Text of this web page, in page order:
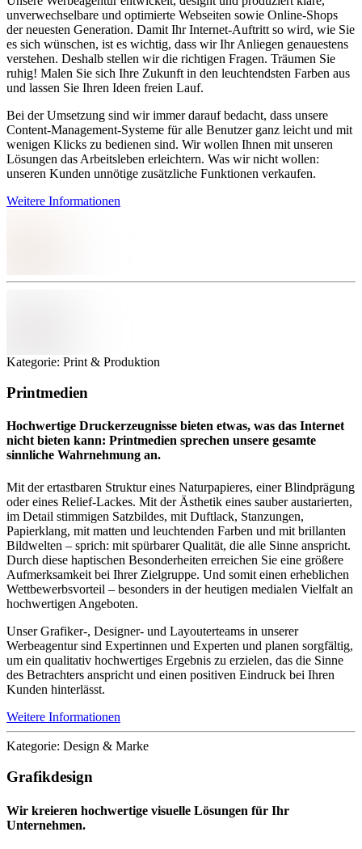
unverwechselbare und optimierte Webseiten sowie Online-Shops
der neuesten Generation. Damit Ihr Internet-Auftritt so wird, wie Sie
es sich wünschen, ist es wichtig, dass wir Ihr Anliegen genauestens
verstehen. Deshalb stellen wir die richtigen Fragen. Träumen Sie
ruhig! Malen Sie sich Ihre Zukunft in den leuchtendsten Farben aus
und lassen Sie Ihren Ideen freien Lauf.
Bei der Umsetzung sind wir immer darauf bedacht, dass unsere
Content-Management-Systeme für alle Benutzer ganz leicht und mit
wenigen Klicks zu bedienen sind. Wir wollen Ihnen mit unseren
Lösungen das Arbeitsleben erleichtern. Was wir nicht wollen:
unseren Kunden unnötige zusätzliche Funktionen verkaufen.
Weitere Informationen
Kategorie: Print & Produktion
Printmedien
Hochwertige Druckerzeugnisse bieten etwas, was das Internet
nicht bieten kann: Printmedien sprechen unsere gesamte
sinnliche Wahrnehmung an.
Mit der ertastbaren Struktur eines Naturpapieres, einer Blindprägung
oder eines Relief-Lackes. Mit der Ästhetik eines sauber austarierten,
im Detail stimmigen Satzbildes, mit Duftlack, Stanzungen,
Papierklang, mit matten und leuchtenden Farben und mit brillanten
Bildwelten – sprich: mit spürbarer Qualität, die alle Sinne anspricht.
Durch diese haptischen Besonderheiten erreichen Sie eine größere
Aufmerksamkeit bei Ihrer Zielgruppe. Und somit einen erheblichen
Wettbewerbsvorteil – besonders in der heutigen medialen Vielfalt an
hochwertigen Angeboten.
Unser Grafiker-, Designer- und Layouterteams in unserer
Werbeagentur sind Expertinnen und Experten und planen sorgfältig,
um ein qualitativ hochwertiges Ergebnis zu erzielen, das die Sinne
des Betrachters anspricht und einen positiven Eindruck bei Ihren
Kunden hinterlässt.
Weitere Informationen
Kategorie: Design & Marke
Grafikdesign
Wir kreieren hochwertige visuelle Lösungen für Ihr
Unternehmen.